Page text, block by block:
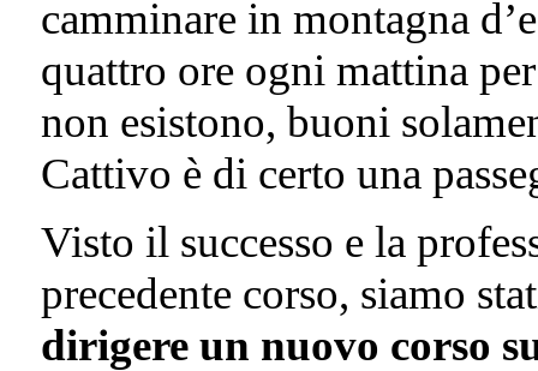
camminare in montagna
quattro ore ogni mattina
non esistono, buoni
Cattivo è di certo una
Visto il successo e la
precedente corso, siamo
dirigere un nuovo corso